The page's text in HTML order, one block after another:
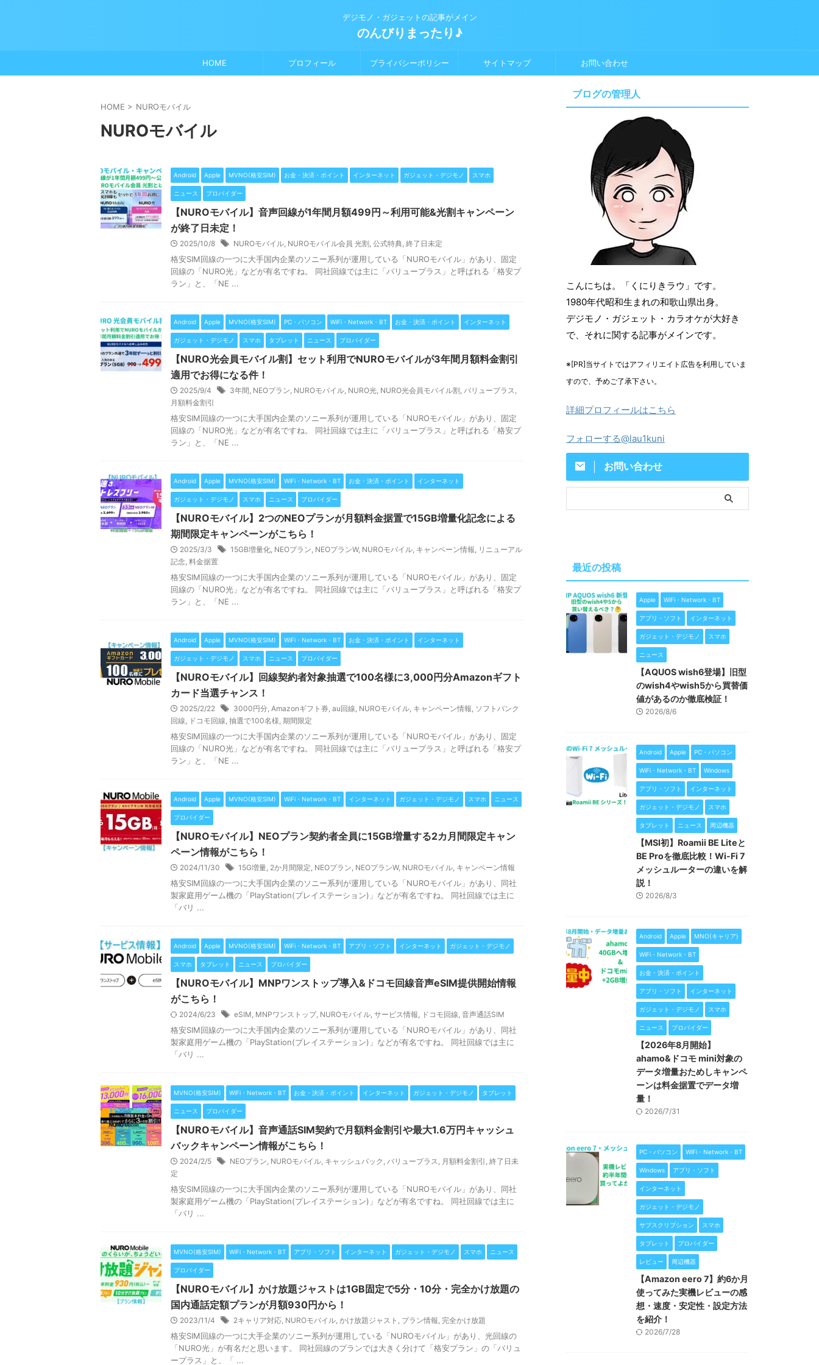
デジモノ・ガジェットの記事がメイン
のんびりまったり♪
HOME プロフィール プライバシーポリシー サイトマップ お問い合わせ
HOME > NUROモバイル
NUROモバイル
Android Apple MVNO(格安SIM) お金・決済・ポイント インターネット ガジェット・デジモノ スマホ
ニュース プロバイダー
【NUROモバイル】音声回線が1年間月額499円～利用可能&光割キャンペーン
が終了日未定！
2025/10/8 NUROモバイル, NUROモバイル会員 光割 , 公式特典, 終了日未定
格安SIM回線の一つに大手国内企業のソニー系列が運用している「NUROモバイル」があり、固定
回線の「NURO光」などが有名ですね。 同社回線では主に「バリュープラス」と呼ばれる「格安プ
ラン」と、「NE ...
Android Apple MVNO(格安SIM) PC・パソコン WiFi・Network・BT お金・決済・ポイント インターネット
ガジェット・デジモノ スマホ タブレット ニュース プロバイダー
【NURO光会員モバイル割】セット利用でNUROモバイルが3年間月額料金割引
適用でお得になる件！
2025/9/4 3年間, NEOプラン, NUROモバイル, NURO光, NURO光会員モバイル割 , バリュープラス,
月額料金割引
格安SIM回線の一つに大手国内企業のソニー系列が運用している「NUROモバイル」があり、固定
回線の「NURO光」などが有名ですね。 同社回線では主に「バリュープラス」と呼ばれる「格安プ
ラン」と、「NE ...
Android Apple MVNO(格安SIM) WiFi・Network・BT お金・決済・ポイント インターネット
ガジェット・デジモノ スマホ ニュース プロバイダー
【NUROモバイル】2つのNEOプランが月額料金据置で15GB増量化記念による
期間限定キャンペーンがこちら！
2025/3/3 15GB増量化, NEOプラン, NEOプランW, NUROモバイル, キャンペーン情報, リニューアル
記念, 料金据置
格安SIM回線の一つに大手国内企業のソニー系列が運用している「NUROモバイル」があり、固定
回線の「NURO光」などが有名ですね。 同社回線では主に「バリュープラス」と呼ばれる「格安プ
ラン」と、「NE ...
Android Apple MVNO(格安SIM) WiFi・Network・BT お金・決済・ポイント インターネット
ガジェット・デジモノ スマホ ニュース プロバイダー
【NUROモバイル】回線契約者対象抽選で100名様に3,000円分Amazonギフト
カード当選チャンス！
2025/2/22 3000円分, Amazonギフト券, au回線, NUROモバイル, キャンペーン情報, ソフトバンク
回線, ドコモ回線, 抽選で100名様, 期間限定
格安SIM回線の一つに大手国内企業のソニー系列が運用している「NUROモバイル」があり、固定
回線の「NURO光」などが有名ですね。 同社回線では主に「バリュープラス」と呼ばれる「格安プ
ラン」と、「NE ...
Android Apple MVNO(格安SIM) WiFi・Network・BT インターネット ガジェット・デジモノ スマホ ニュース
プロバイダー
【NUROモバイル】NEOプラン契約者全員に15GB増量する2カ月間限定キャン
ペーン情報がこちら！
2024/11/30 15G増量, 2か月間限定, NEOプラン, NEOプランW, NUROモバイル, キャンペーン情報
格安SIM回線の一つに大手国内企業のソニー系列が運用している「NUROモバイル」があり、同社
製家庭用ゲーム機の「PlayStation(プレイステーション)」などが有名ですね。 同社回線では主に
「バリ ...
Android Apple MVNO(格安SIM) WiFi・Network・BT アプリ・ソフト インターネット ガジェット・デジモノ
スマホ タブレット ニュース プロバイダー
【NUROモバイル】MNPワンストップ導入&ドコモ回線音声eSIM提供開始情報
がこちら！
2024/6/23 eSIM, MNPワンストップ, NUROモバイル, サービス情報, ドコモ回線, 音声通話SIM
格安SIM回線の一つに大手国内企業のソニー系列が運用している「NUROモバイル」があり、同社
製家庭用ゲーム機の「PlayStation(プレイステーション)」などが有名ですね。 同社回線では主に
「バリ ...
MVNO(格安SIM) WiFi・Network・BT お金・決済・ポイント インターネット ガジェット・デジモノ タブレット
ニュース プロバイダー
【NUROモバイル】音声通話SIM契約で月額料金割引や最大1.6万円キャッシュ
バックキャンペーン情報がこちら！
2024/2/5 NEOプラン, NUROモバイル, キャッシュバック , バリュープラス, 月額料金割引 , 終了日未
定
格安SIM回線の一つに大手国内企業のソニー系列が運用している「NUROモバイル」があり、同社
製家庭用ゲーム機の「PlayStation(プレイステーション)」などが有名ですね。 同社回線では主に
「バリ ...
MVNO(格安SIM) WiFi・Network・BT アプリ・ソフト インターネット ガジェット・デジモノ スマホ ニュース
プロバイダー
【NUROモバイル】かけ放題ジャストは1GB固定で5分・10分・完全かけ放題の
国内通話定額プランが月額930円から！
2023/11/4 2キャリア対応, NUROモバイル, かけ放題ジャスト , プラン情報, 完全かけ放題
格安SIM回線の一つに大手企業のソニー系列が運用している「NUROモバイル」があり、光回線の
「NURO光」が有名だと思います。 同社回線のプランでは大きく分けて「格安プラン」の「バリュ
ープラス」と、「 ...
ブログの管理人
こんにちは。「くにりきラウ」です。
1980年代昭和生まれの和歌山県出身。
デジモノ・ガジェット・カラオケが大好き
で、それに関する記事がメインです。
※[PR]当サイトではアフィリエイト広告を利用していま
すので、予めご了承下さい。
詳細プロフィールはこちら
フォローする@lau1kuni
お問い合わせ
最近の投稿
Apple WiFi・Network・BT
アプリ・ソフト インターネット
ガジェット・デジモノ スマホ
ニュース
【AQUOS wish6登場】旧型
のwish4やwish5から買替価
値があるのか徹底検証！
2026/8/6
Android Apple PC・パソコン
WiFi・Network・BT Windows
アプリ・ソフト インターネット
ガジェット・デジモノ スマホ
タブレット ニュース 周辺機器
【MSI初】Roamii BE Liteと
BE Proを徹底比較！Wi-Fi 7
メッシュルーターの違いを解
説！
2026/8/3
Android Apple MNO(キャリア)
WiFi・Network・BT
お金・決済・ポイント
アプリ・ソフト インターネット
ガジェット・デジモノ スマホ
ニュース プロバイダー
【2026年8月開始】
ahamo&ドコモ mini対象の
データ増量おためしキャンペ
ーンは料金据置でデータ増
量！
2026/7/31
PC・パソコン WiFi・Network・BT
Windows アプリ・ソフト
インターネット
ガジェット・デジモノ
サブスクリプション スマホ
タブレット プロバイダー
レビュー 周辺機器
【Amazon eero 7】約6か月
使ってみた実機レビューの感
想・速度・安定性・設定方法
を紹介！
2026/7/28